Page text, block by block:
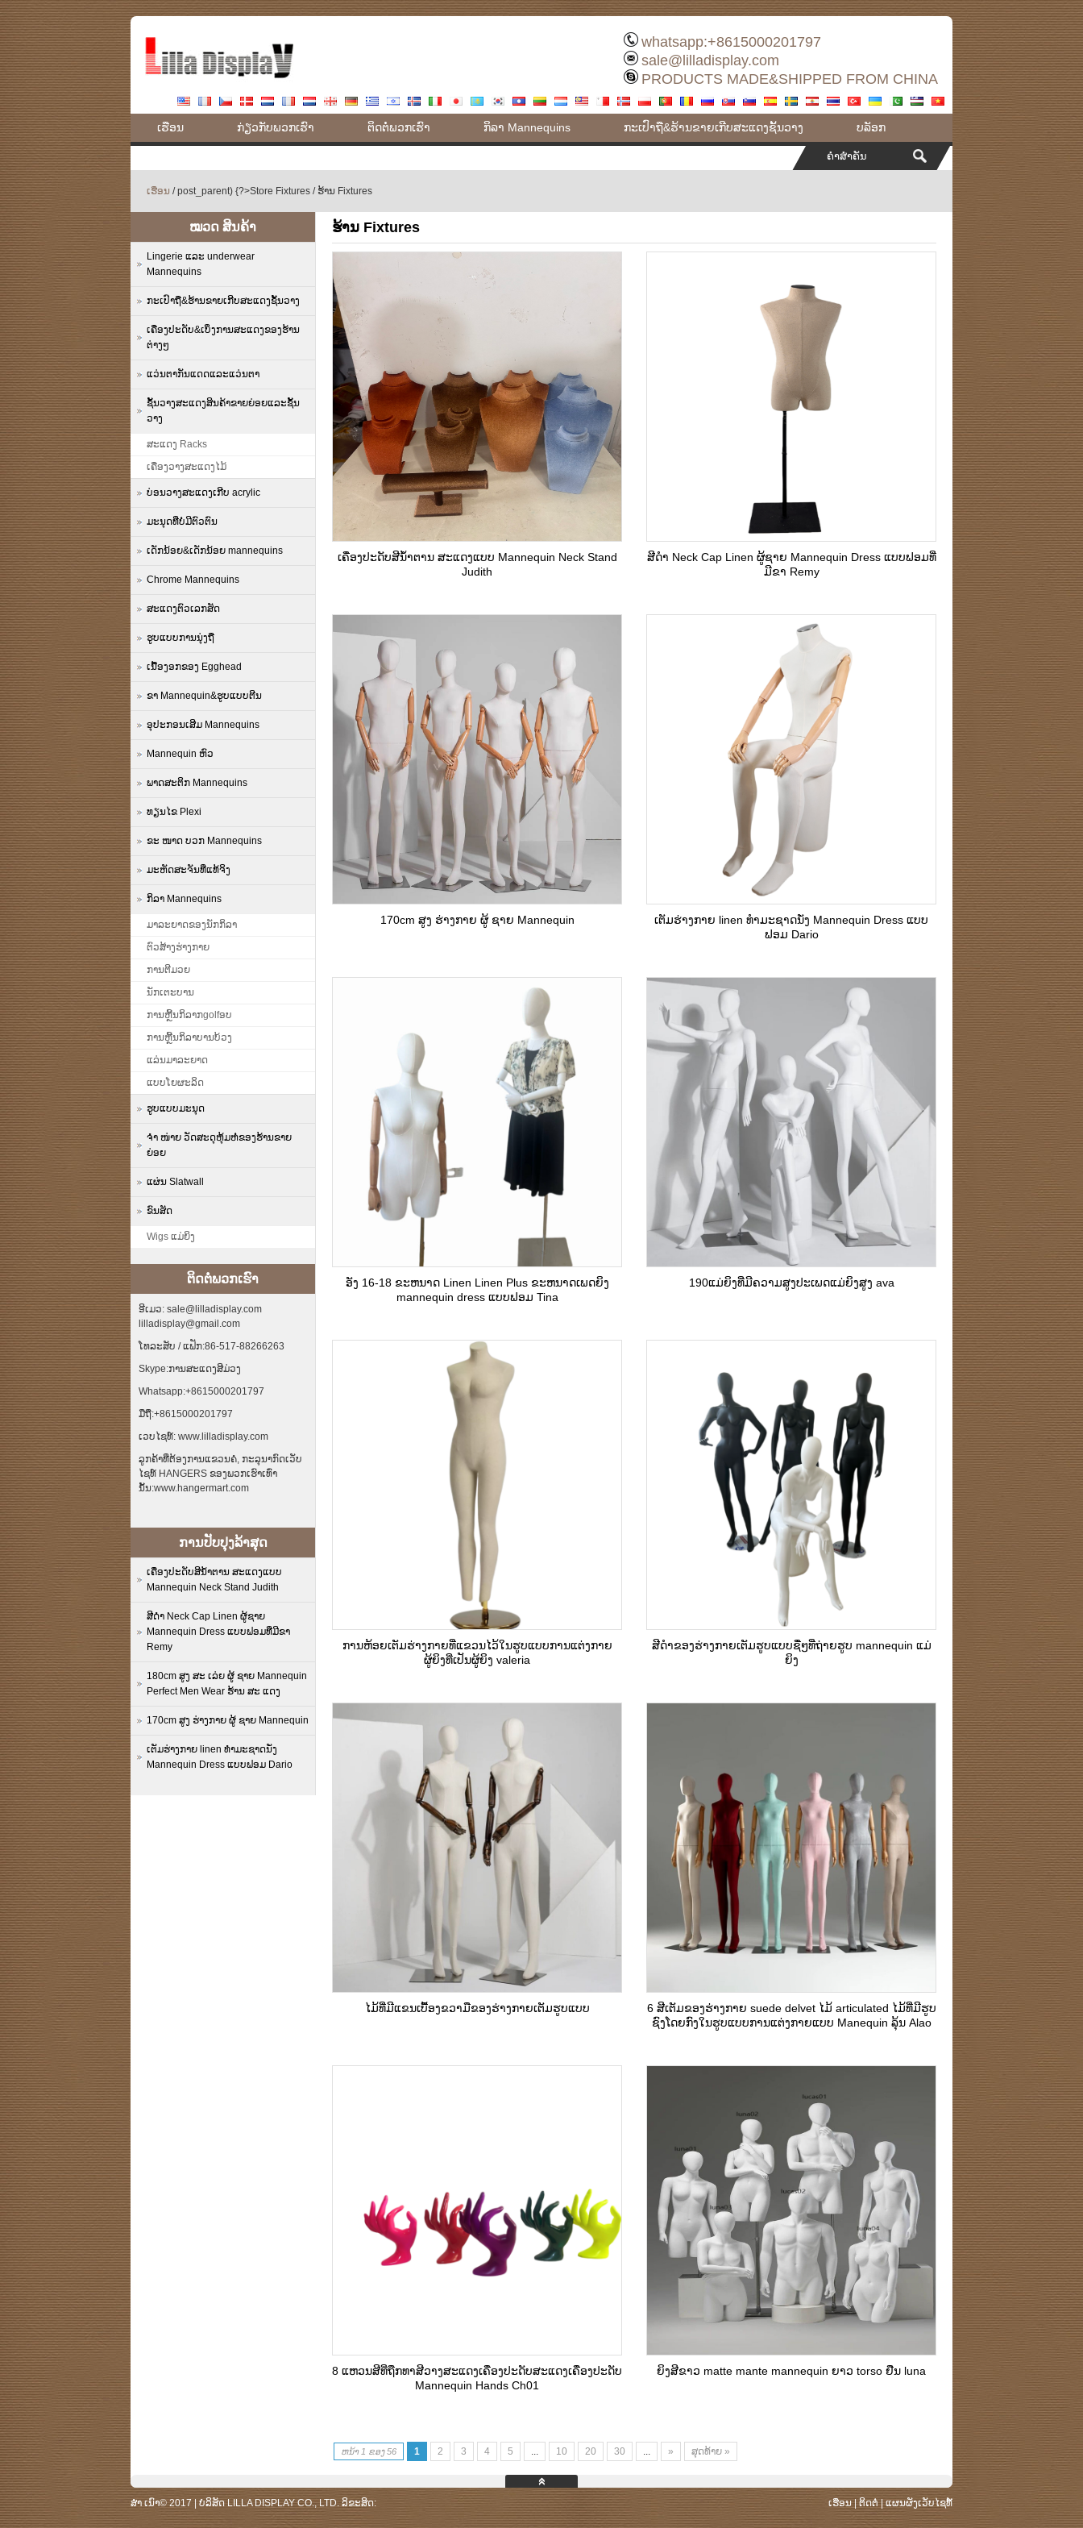
whatsapp:+8615000201797
sale@lilladisplay.com
PRODUCTS MADE&SHIPPED FROM CHINA
ເຮືອນ ກ່ຽວ​ກັບ​ພວກ​ເຮົາ ຕິດ​ຕໍ່​ພວກ​ເຮົາ ກິລາ Mannequins ກະເປົາຖື&ຮ້ານຂາຍເກີບສະແດງຊັ້ນວາງ ບລັອກ
ເຮືອນ /post_parent) {?>Store Fixtures / ຮ້ານ Fixtures
ຮ້ານ Fixtures
ເຄື່ອງປະດັບສີນ້ຳຕານ ສະແດງແບບ Mannequin Neck Stand
Judith
ສີດໍາ Neck Cap Linen ຜູ້ຊາຍ Mannequin Dress ແບບຟອມທີ່
ມີຂາ Remy
170cm ສູງ ຮ່າງກາຍ ຜູ້ ຊາຍ Mannequin
ເຕັມຮ່າງກາຍ linen ທໍາມະຊາດນັ່ງ Mannequin Dress ແບບ
ຟອມ Dario
ອັງ 16-18 ຂະຫນາດ Linen Linen Plus ຂະຫນາດເພດຍິງ
mannequin dress ແບບຟອມ Tina
190ແມ່ຍິງທີ່ມີຄວາມສູງປະເພດແມ່ຍິງສູງ ava
ການຫ້ອຍເຕັມຮ່າງກາຍທີ່ແຂວນໄວ້ໃນຮູບແບບການແຕ່ງກາຍ
ຜູ້ຍິງທີ່ເປັນຜູ້ຍິງ valeria
ສີດໍາຂອງຮ່າງກາຍເຕັມຮູບແບບຊື່ໆທີ່ຖ່າຍຮູບ mannequin ແມ່
ຍິງ
ໄມ້ທີ່ມີແຂນເບື້ອງຂວາມືຂອງຮ່າງກາຍເຕັມຮູບແບບ
6 ສີເຕັມຂອງຮ່າງກາຍ suede delvet ໄມ້ articulated ໄມ້ທີ່ມີຮູບ
ຊົງໂດຍກົງໃນຮູບແບບການແຕ່ງກາຍແບບ Manequin ລຸ້ນ Alao
8 ແຫວນສີທີ່ຖືກທາສີວາງສະແດງເຄື່ອງປະດັບສະແດງເຄື່ອງປະດັບ
Mannequin Hands Ch01
ຍິງສີຂາວ matte mante mannequin ຍາວ torso ຢືນ luna
ຫນ້າ 1 ຂອງ 56 1 2 3 4 5 ... 10 20 30 ... » ສຸດທ້າຍ »
ໝວດ ສິນຄ້າ
Lingerie ແລະ underwear
Mannequins
ກະເປົາຖື&ຮ້ານຂາຍເກີບສະແດງຊັ້ນວາງ
ເຄື່ອງປະດັບ&ເບິ່ງການສະແດງຂອງຮ້ານ
ຕ່າງໆ
ແວ່ນຕາກັນແດດແລະແວ່ນຕາ
ຊັ້ນວາງສະແດງສິນຄ້າຂາຍຍ່ອຍແລະຊັ້ນ
ວາງ
ສະແດງ Racks
ເຄື່ອງວາງສະແດງໄມ້
ບ່ອນວາງສະແດງເກີບ acrylic
ມະນຸດທີ່ບໍ່ມີຕົວຕົນ
ເດັກນ້ອຍ&ເດັກນ້ອຍ mannequins
Chrome Mannequins
ສະແດງຕົວເລກສັດ
ຮູບແບບການນຸ່ງຖື
ເນື້ອງອກຂອງ Egghead
ຂາ Mannequin&ຮູບແບບຕີນ
ອຸປະກອນເສີມ Mannequins
Mannequin ຫົວ
ພາດສະຕິກ Mannequins
ທຽນໄຂ Plexi
ຂະ ໜາດ ບວກ Mannequins
ມະຫັດສະຈັນທີ່ແທ້ຈິງ
ກິລາ Mannequins
ມາລະຍາດຂອງນັກກິລາ
ຕົວສ້າງຮ່າງກາຍ
ການຕີມວຍ
ນັກເຕະບານ
ການຫຼີ້ນກິລາກgolfອບ
ການຫຼີ້ນກິລາບານບ້ວງ
ແລ່ນມາລະຍາດ
ແບບໂຍຜະລິດ
ຮູບແບບມະນຸດ
ຈຳ ໜ່າຍ ວັດສະດຸຫຸ້ມຫໍ່ຂອງຮ້ານຂາຍ
ຍ່ອຍ
ແຜ່ນ Slatwall
ຂົນສັດ
Wigs ແມ່ຍິງ
ຕິດ​ຕໍ່​ພວກ​ເຮົາ
ອີເມວ: sale@lilladisplay.com
lilladisplay@gmail.com
ໂທລະສັບ / ແຟັກ:86-517-88266263
Skype:ການສະແດງສີມ່ວງ
Whatsapp:+8615000201797
ມືຖື:+8615000201797
ເວບໄຊທ໌: www.lilladisplay.com
ລູກຄ້າທີ່ຕ້ອງການແຂວນຄໍ, ກະລຸນາກົດເວັບ
ໄຊທ໌ HANGERS ຂອງພວກເຮົາເທົ່າ
ນັ້ນ:www.hangermart.com
ການປັບປຸງລ້າສຸດ
ເຄື່ອງປະດັບສີນ້ຳຕານ ສະແດງແບບ
Mannequin Neck Stand Judith
ສີດໍາ Neck Cap Linen ຜູ້ຊາຍ
Mannequin Dress ແບບຟອມທີ່ມີຂາ
Remy
180cm ສູງ ສະ ເລ່ຍ ຜູ້ ຊາຍ Mannequin
Perfect Men Wear ຮ້ານ ສະ ແດງ
170cm ສູງ ຮ່າງກາຍ ຜູ້ ຊາຍ Mannequin
ເຕັມຮ່າງກາຍ linen ທໍາມະຊາດນັ່ງ
Mannequin Dress ແບບຟອມ Dario
ສຳ ເນົາ© 2017 | ບໍລິສັດ LILLA DISPLAY CO., LTD. ລິຂະສິດ: ເຮືອນ|ຕິດຕໍ່|ແຜນຜັງເວັບໄຊທ໌້